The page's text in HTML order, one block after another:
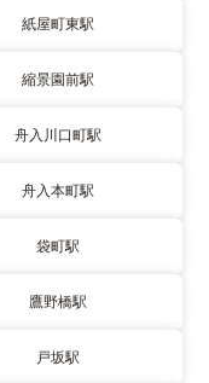
紙屋町東駅
縮景園前駅
舟入川口町駅
舟入本町駅
袋町駅
鷹野橋駅
戸坂駅